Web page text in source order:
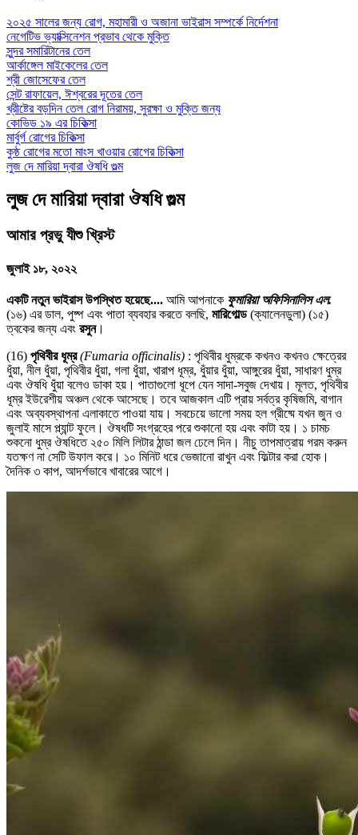
২০২৫ সালের জন্য রোগ, মহামারী ও অজানা ভাইরাস সম্পর্কে নির্দেশনা
নেগেটিভ ভ্যাক্সিনেশন প্রভাব থেকে মুক্তি
সুন্দর সমারিটানের তেল
আর্কাঙ্গেল মাইকেলের তেল
শ্রী জোসেফের তেল
সেন্ট রাফায়েল, ঈশ্বরের দূতের তেল
খ্রীষ্টের বড়দিন তেল রোগ নিরাময়, সুরক্ষা ও মুক্তি জন্য
কোভিড ১৯ এর চিকিত্সা
মার্বুর্গ রোগের চিকিত্সা
কুষ্ঠ রোগের মতো মাংস খাওয়ার রোগের চিকিত্সা
লুজ দে মারিয়া দ্বারা ঔষধি গুল্ম
লুজ দে মারিয়া দ্বারা ঔষধি গুল্ম
আমার প্রভু যীশু খ্রিস্ট
জুলাই ১৮, ২০২২
একটি নতুন ভাইরাস উপস্থিত হয়েছে.... আমি আপনাকে ফুমারিয়া অফিসিনালিস এল.
(১৬) এর ডাল, পুষ্প এবং পাতা ব্যবহার করতে বলছি, মারিগোল্ড(ক্যালেনডুলা) (১৫)
ত্বকের জন্য এবং রসুন।
(16) পৃথিবীর ধূম্র (Fumaria officinalis) : পৃথিবীর ধুম্রকে কখনও কখনও ক্ষেত্রের
ধুঁয়া, নীল ধুঁয়া, পৃথিবীর ধুঁয়া, গলা ধুঁয়া, খারাপ ধূম্র, ধুঁয়ার ধুঁয়া, আঙ্গুরের ধুঁয়া, সাধারণ ধুম্র
এবং ঔষধি ধুঁয়া বলেও ডাকা হয়। পাতাগুলো ধূপে যেন সাদা-সবুজ দেখায়। মূলত, পৃথিবীর
ধূম্র ইউরেশীয় অঞ্চল থেকে আসেছে। তবে আজকাল এটি প্রায় সর্বত্র কৃষিজমি, বাগান
এবং অব্যবস্থাপনা এলাকাতে পাওয়া যায়। সবচেয়ে ভালো সময় হল গ্রীষ্মে যখন জুন ও
জুলাই মাসে প্ল্যান্ট ফুলে। ঔষধটি সংগ্রহের পরে শুকানো হয় এবং কাটা হয়। ১ চামচ
শুকনো ধুম্র ঔষধিতে ২৫০ মিলি লিটার ঠান্ডা জল ঢেলে দিন। নীচু তাপমাত্রায় গরম করুন
যতক্ষণ না সেটি উফাল করে। ১০ মিনিট ধরে ভেজানো রাখুন এবং ফিল্টার করা হোক।
দৈনিক ৩ কাপ, আদর্শভাবে খাবারের আগে।